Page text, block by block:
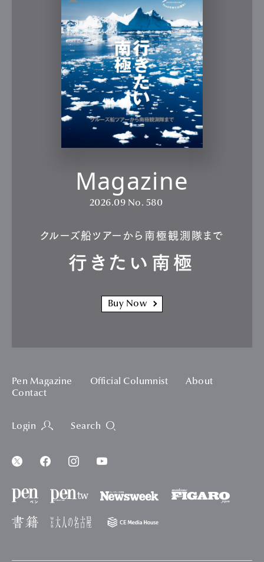
Magazine
2026.09 No. 580
クルーズ船ツアーから南極観測隊まで
行きたい南極
Buy Now
Pen Magazine Official Columnist
About
Contact
Login Search